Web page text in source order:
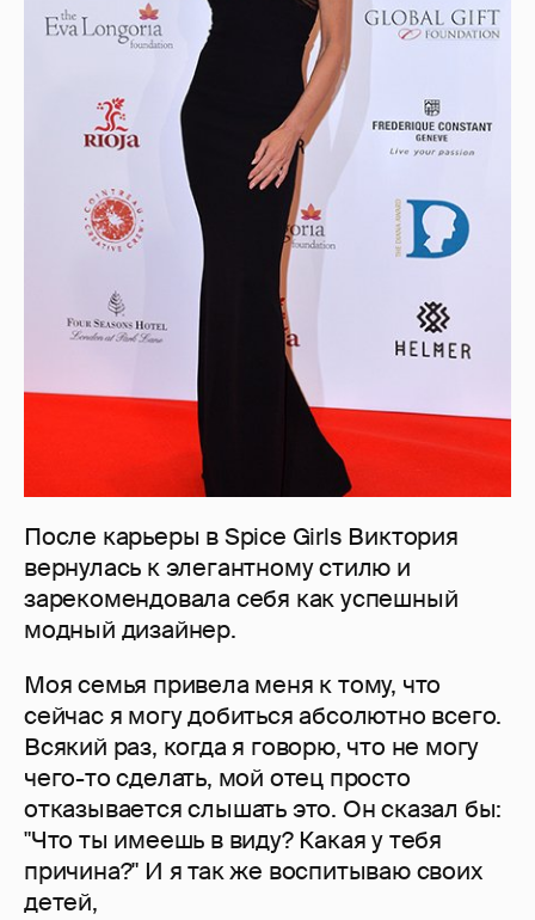
После карьеры в Spice Girls Виктория
вернулась к элегантному стилю и
зарекомендовала себя как успешный
модный дизайнер.
Моя семья привела меня к тому, что
сейчас я могу добиться абсолютно всего.
Всякий раз, когда я говорю, что не могу
чего-то сделать, мой отец просто
отказывается слышать это. Он сказал бы:
"Что ты имеешь в виду? Какая у тебя
причина?" И я так же воспитываю своих
детей,